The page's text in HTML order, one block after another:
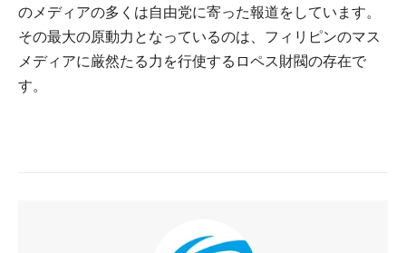
のメディアの多くは自由党に寄った報道をしています。
その最大の原動力となっているのは、フィリピンのマス
メディアに厳然たる力を行使するロペス財閥の存在で
す。